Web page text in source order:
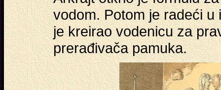
vodom. Potom je radeći
je kreirao vodenicu za
prerađivača pamuka.